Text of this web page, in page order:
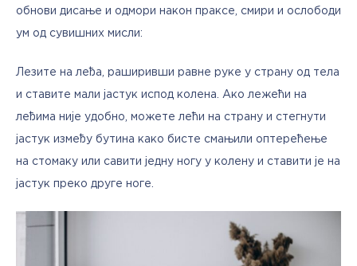
обнови дисање и одмори након праксе, смири и ослободи
ум од сувишних мисли:
Лезите на леђа, раширивши равне руке у страну од тела
и ставите мали јастук испод колена. Ако лежећи на
леђима није удобно, можете лећи на страну и стегнути
јастук између бутина како бисте смањили оптерећење
на стомаку или савити једну ногу у колену и ставити је на
јастук преко друге ноге.